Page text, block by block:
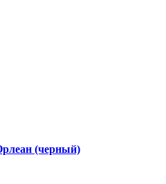
(черный)